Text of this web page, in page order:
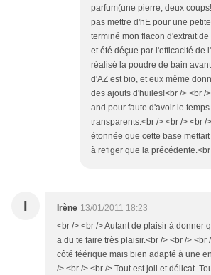
parfum(une pierre, deux
pas mettre d'hE pour une
terminé mon flacon d'extrait
et été déçue par l'efficacité de
réalisé la poudre de bain
d'AZ est bio, et eux même
des ajouts d'huiles!<br /> <br /
and pour faute d'avoir le
transparents.<br /> <br /> <br
étonnée que cette base
à refiger que la
I Irène 13/01/2011 18:23
<br /> <br /> Autant de plaisir à donner
a du te faire très plaisir.<br /> <br /> <br
côté féérique mais bien adapté à une
/> <br /> <br /> Tout est joli et délicat.